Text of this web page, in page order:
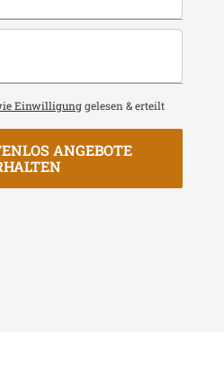
Einwilligung gelesen & erteilt
ANGEBOTE